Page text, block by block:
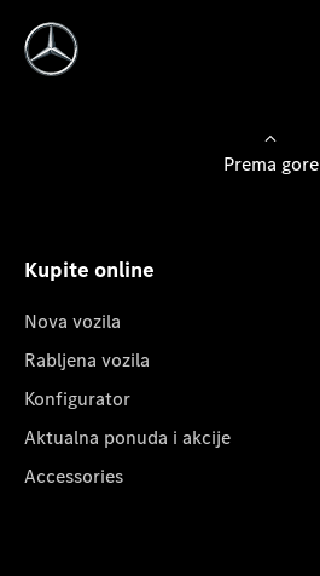
Prema gore
Kupite online
Nova vozila
Rabljena vozila
Konfigurator
Aktualna ponuda i akcije
Accessories